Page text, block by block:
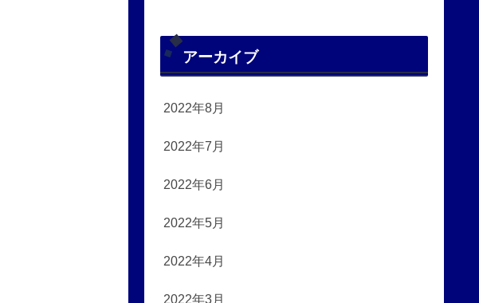
アーカイブ
2022年8月
2022年7月
2022年6月
2022年5月
2022年4月
2022年3月